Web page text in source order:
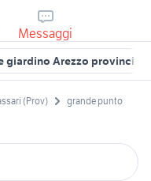
Messaggi
Arezzo provincia
(Prov) grande punto